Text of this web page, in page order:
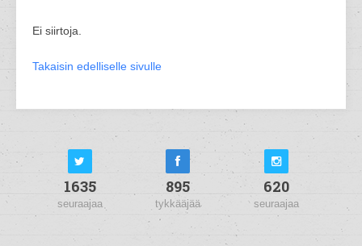
Ei siirtoja.
Takaisin edelliselle sivulle
1635
seuraajaa
895
tykkääjää
620
seuraajaa